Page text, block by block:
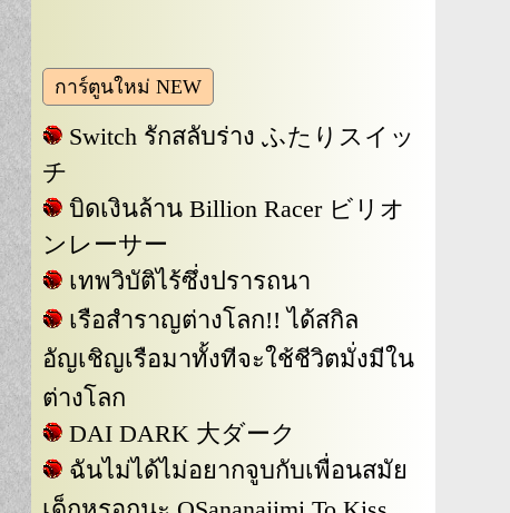
การ์ตูนใหม่ NEW
Switch รักสลับร่าง ふたりスイッ
チ
บิดเงินล้าน Billion Racer ビリオ
ンレーサー
เทพวิบัติไร้ซึ่งปรารถนา
เรือสำราญต่างโลก!! ได้สกิล
อัญเชิญเรือมาทั้งทีจะใช้ชีวิตมั่งมีใน
ต่างโลก
DAI DARK 大ダーク
ฉันไม่ได้ไม่อยากจูบกับเพื่อนสมัย